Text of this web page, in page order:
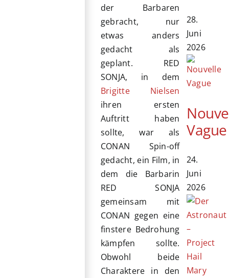
der Barbaren
gebracht, nur
etwas anders
gedacht als
geplant. RED
SONJA, in dem
Brigitte Nielsen
ihren ersten
Auftritt haben
sollte, war als
CONAN Spin-off
gedacht, ein Film, in
dem die Barbarin
RED SONJA
gemeinsam mit
CONAN gegen eine
finstere Bedrohung
kämpfen sollte.
Obwohl beide
Charaktere in den
28.
Juni
2026
Vague
24.
Juni
2026